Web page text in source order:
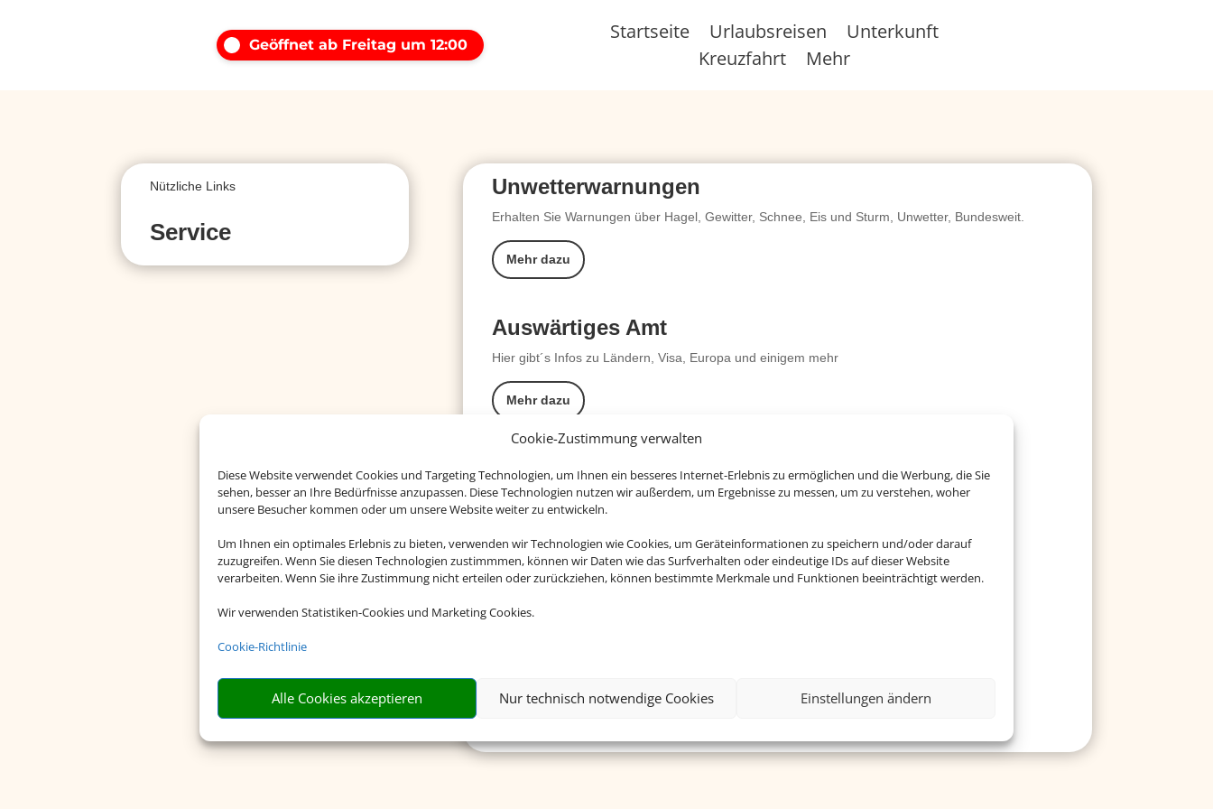
Cookie-Zustimmung verwalten
Diese Website verwendet Cookies und Targeting Technologien, um Ihnen ein besseres Internet-Erlebnis zu ermöglichen und die Werbung, die Sie
sehen, besser an Ihre Bedürfnisse anzupassen. Diese Technologien nutzen wir außerdem, um Ergebnisse zu messen, um zu verstehen, woher
unsere Besucher kommen oder um unsere Website weiter zu entwickeln.
Um Ihnen ein optimales Erlebnis zu bieten, verwenden wir Technologien wie Cookies, um Geräteinformationen zu speichern und/oder darauf
zuzugreifen. Wenn Sie diesen Technologien zustimmmen, können wir Daten wie das Surfverhalten oder eindeutige IDs auf dieser Website
verarbeiten. Wenn Sie ihre Zustimmung nicht erteilen oder zurückziehen, können bestimmte Merkmale und Funktionen beeinträchtigt werden.
Wir verwenden Statistiken-Cookies und Marketing Cookies.
Cookie-Richtlinie
Alle Cookies akzeptieren Nur technisch notwendige Cookies Einstellungen ändern
Geöffnet ab Freitag um 12:00
Startseite Urlaubsreisen
Unterkunft
Kreuzfahrt
Mehr
Nützliche Links
Service
Unwetterwarnungen
Erhalten Sie Warnungen über Hagel, Gewitter, Schnee, Eis und Sturm, Unwetter, Bundesweit.
Mehr dazu
Auswärtiges Amt
Hier gibt´s Infos zu Ländern, Visa, Europa und einigem mehr
Mehr dazu
Deutsche Visa und Konsular Gesellschaft
Hier erhalten Sie Visa- und Einreiseinformationen.
Mehr dazu
Reisemedizin